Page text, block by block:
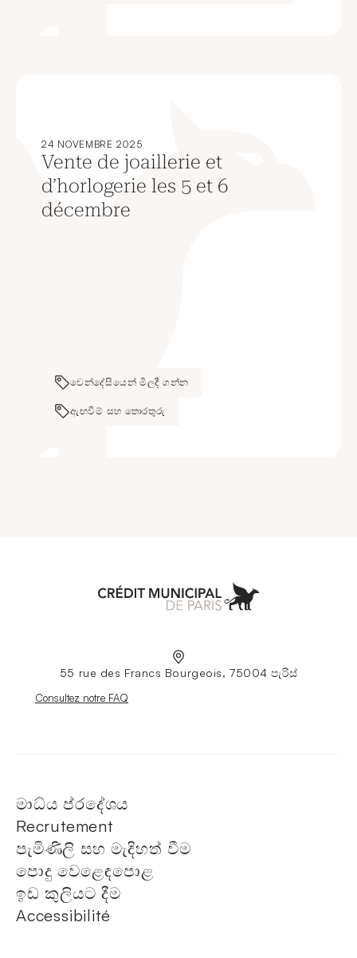
24 NOVEMBRE 2025
Vente de joaillerie et
d’horlogerie les 5 et 6
décembre
වෙන්දේසියෙන් මිලදී ගන්න
ඇඟවීම් සහ තොරතුරු
55 rue des Francs Bourgeois, 75004 පැරිස්
Nouvelle fenêtre
Consultez notre FAQ
මාධ්ය ප්රදේශය
Recrutement
පැමිණිලි සහ මැදිහත් වීම
පොදු වෙළෙඳපොළ
ඉඩ කුලියට දීම
Accessibilité